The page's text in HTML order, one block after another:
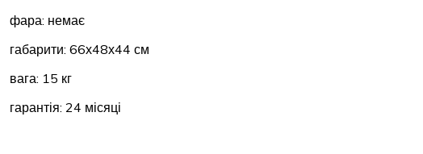
фара: немає
габарити: 66х48х44 см
вага: 15 кг
гарантія: 24 місяці